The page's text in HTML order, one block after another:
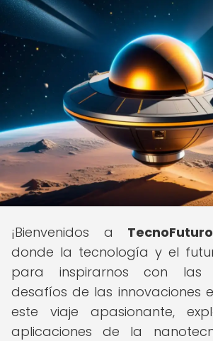
¡Bienvenidos a TecnoFuturo
donde la tecnología y el
para inspirarnos con las
desafíos de las innovaciones
este viaje apasionante,
aplicaciones de la